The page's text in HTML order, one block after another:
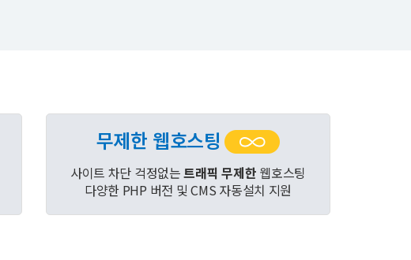
무제한 웹호스팅
사이트 차단 걱정없는트래픽 무제한 웹호스팅
다양한 PHP 버전 및 CMS 자동설치 지원